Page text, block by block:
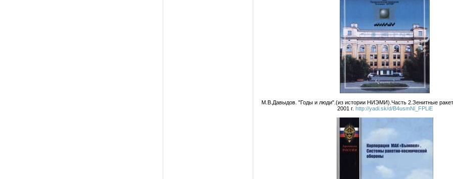
М.В.Давыдов. "Годы и люди".(из истории НИЭМИ).Часть 2.Зенитные
2001 г. http://yadi.sk/d/B4usmNl_FPLiE